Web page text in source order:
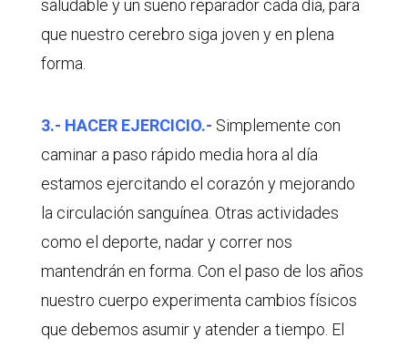
saludable y un sueño reparador cada día, para
que nuestro cerebro siga joven y en plena
forma.
3.- HACER EJERCICIO.- Simplemente con
caminar a paso rápido media hora al día
estamos ejercitando el corazón y mejorando
la circulación sanguínea. Otras actividades
como el deporte, nadar y correr nos
mantendrán en forma. Con el paso de los años
nuestro cuerpo experimenta cambios físicos
que debemos asumir y atender a tiempo. El